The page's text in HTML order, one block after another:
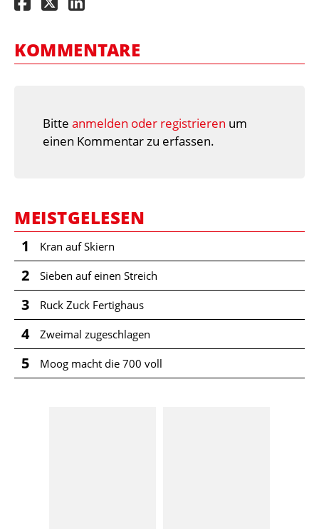
KOMMENTARE
Bitte anmelden oder registrieren um
einen Kommentar zu erfassen.
MEISTGELESEN
1 Kran auf Skiern
2 Sieben auf einen Streich
3 Ruck Zuck Fertighaus
4 Zweimal zugeschlagen
5 Moog macht die 700 voll